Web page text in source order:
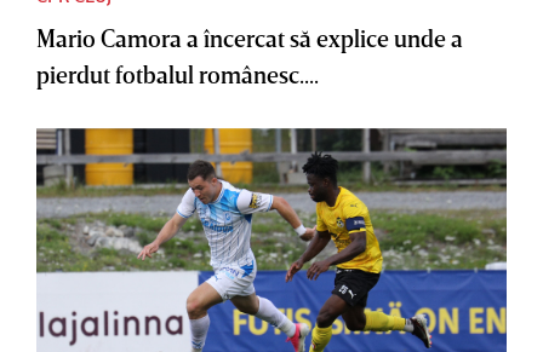
Mario Camora a încercat să explice unde a
pierdut fotbalul românesc....